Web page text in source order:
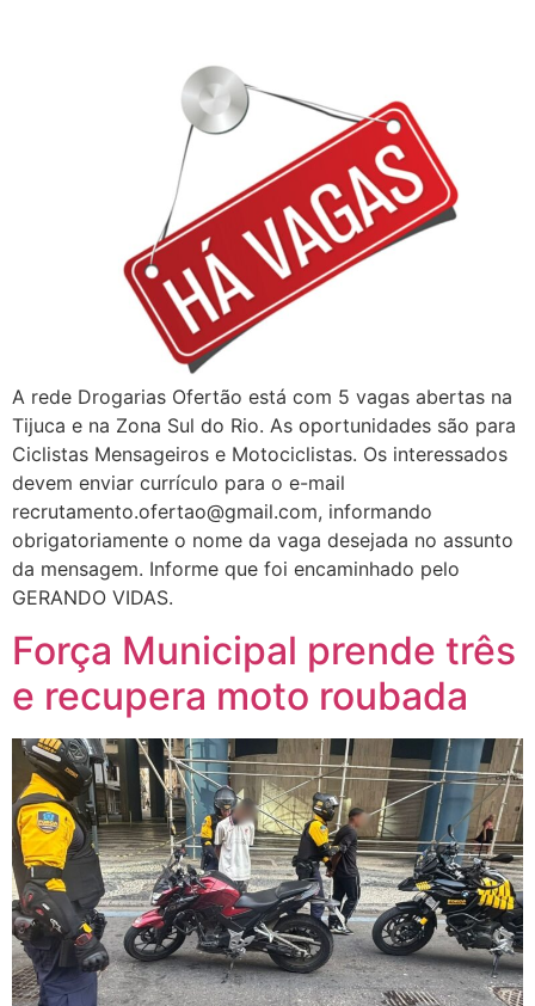
A rede Drogarias Ofertão está com 5 vagas abertas na
Tijuca e na Zona Sul do Rio. As oportunidades são para
Ciclistas Mensageiros e Motociclistas. Os interessados
devem enviar currículo para o e-mail
recrutamento.ofertao@gmail.com, informando
obrigatoriamente o nome da vaga desejada no assunto
da mensagem. Informe que foi encaminhado pelo
GERANDO VIDAS.
Força Municipal prende três
e recupera moto roubada